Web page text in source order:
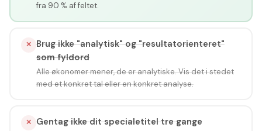
fra 90 % af feltet.
✕ Brug ikke "analytisk" og "resultatorienteret"
som fyldord
Alle økonomer mener, de er analytiske. Vis det i stedet
med et konkret tal eller en konkret analyse.
✕ Gentag ikke dit specialetitel tre gange